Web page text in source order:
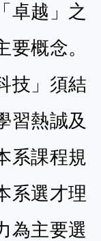
卓越 」之
概念。
技」須結
習熱誠及
系課程規
系選才理
為主要選